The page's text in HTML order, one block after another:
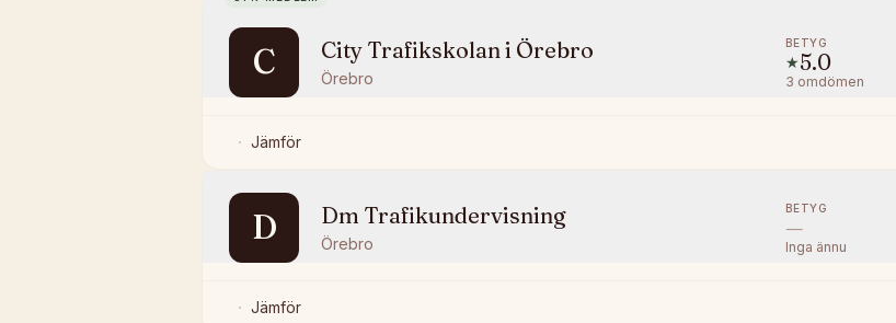
C City Trafikskolan i Örebro
Örebro
BETYG
★5.0
3 omdömen
Jämför
D Dm Trafikundervisning
Örebro
BETYG
—
Inga ännu
Jämför